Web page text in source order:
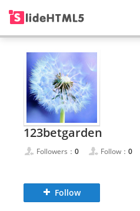
123betgarden
Followers： 0 Follow： 0
Follow